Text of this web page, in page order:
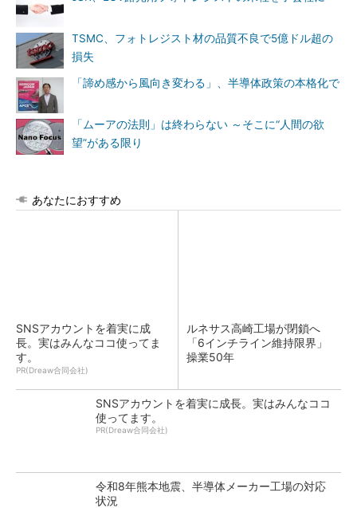
TSMC、フォトレジスト材の品質不良で5億ドル超の
損失
「諦め感から風向き変わる」、半導体政策の本格化で
「ムーアの法則」は終わらない ～そこに“人間の欲
望”がある限り
あなたにおすすめ
SNSアカウントを着実に成
長。実はみんなココ使ってま
す。
PR(Dreaw合同会社)
ルネサス高崎工場が閉鎖へ
「6インチライン維持限界」
操業50年
SNSアカウントを着実に成長。実はみんなココ
使ってます。
PR(Dreaw合同会社)
令和8年熊本地震、半導体メーカー工場の対応
状況